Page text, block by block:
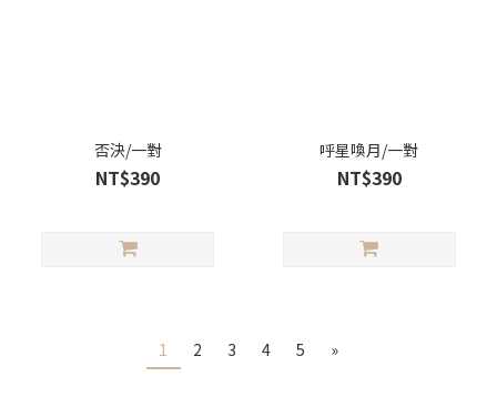
否決/一對
NT$390
呼星喚月/一對
NT$390
1 2 3 4 5 »